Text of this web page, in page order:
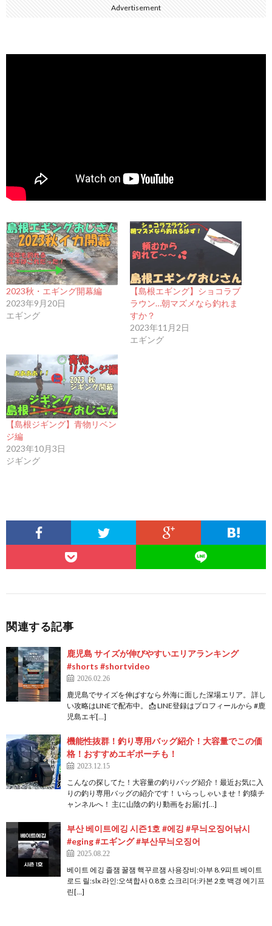
Advertisement
2023秋・エギング開幕編
2023年9月20日
エギング
【島根エギング】ショコラブ
ラウン…朝マズメなら釣れま
すか？
2023年11月2日
エギング
【島根ジギング】青物リベン
ジ編
2023年10月3日
ジギング
関連する記事
鹿児島 サイズが伸びやすいエリアランキング
#shorts #shortvideo
2026.02.26
鹿児島でサイズを伸ばすなら 外海に面した深場エリア。 詳し
い攻略はLINEで配布中。 📩 LINE登録はプロフィールから #鹿
児島エギ[…]
機能性抜群！釣り専用バッグ紹介！大容量でこの価
格！おすすめエギポーチも！
2023.12.15
こんなの探してた！大容量の釣りバッグ紹介！最近お気に入
りの釣り専用バッグの紹介です！ いらっしゃいませ！釣猿チ
ャンネルへ！ 主に山陰の釣り動画をお届け[…]
부산 베이트에깅 시즌1호 #에깅 #무늬오징어낚시
#eging #エギング #부산무늬오징어
2025.08.22
베이트 에깅 졸잼 꿀잼 핵꾸르잼 사용장비:아부 8.9피트 베이트
로드 릴:slx 라인:오색합사 0.8호 쇼크리더:카본 2호 백경 에기프
린[…]